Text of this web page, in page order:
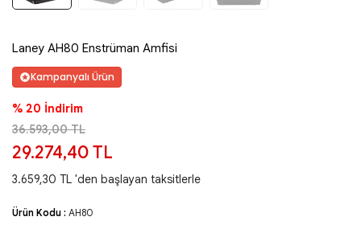
Laney AH80 Enstrüman Amfisi
Kampanyalı Ürün
% 20 İndirim
36.593,00 TL
29.274,40 TL
3.659,30 TL 'den başlayan taksitlerle
Ürün Kodu : AH80